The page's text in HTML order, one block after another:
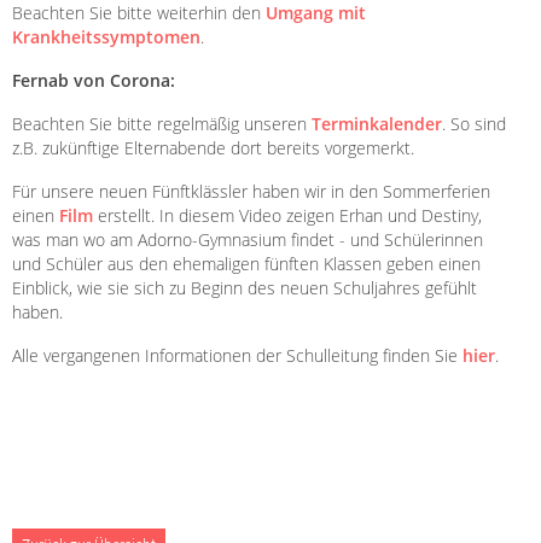
Beachten Sie bitte weiterhin den Umgang mit
Krankheitssymptomen.
Fernab von Corona:
Beachten Sie bitte regelmäßig unseren Terminkalender. So sind
z.B. zukünftige Elternabende dort bereits vorgemerkt.
Für unsere neuen Fünftklässler haben wir in den Sommerferien
einen Film erstellt. In diesem Video zeigen Erhan und Destiny,
was man wo am Adorno-Gymnasium findet - und Schülerinnen
und Schüler aus den ehemaligen fünften Klassen geben einen
Einblick, wie sie sich zu Beginn des neuen Schuljahres gefühlt
haben.
Alle vergangenen Informationen der Schulleitung finden Sie hier.